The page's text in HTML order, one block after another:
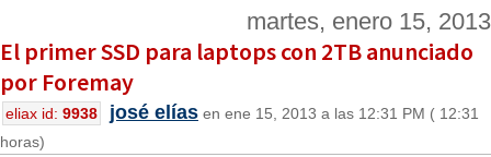
martes, enero 15, 2013
El primer SSD para laptops con 2TB anunciado
por Foremay
eliax id: 9938 josé elías en ene 15, 2013 a las 12:31 PM ( 12:31
horas)